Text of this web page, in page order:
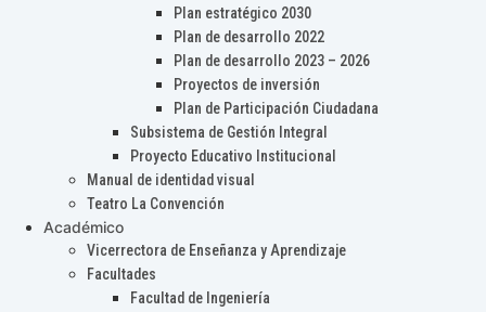
Plan estratégico 2030
Plan de desarrollo 2022
Plan de desarrollo 2023 – 2026
Proyectos de inversión
Plan de Participación Ciudadana
Subsistema de Gestión Integral
Proyecto Educativo Institucional
Manual de identidad visual
Teatro La Convención
Académico
Vicerrectora de Enseñanza y Aprendizaje
Facultades
Facultad de Ingeniería